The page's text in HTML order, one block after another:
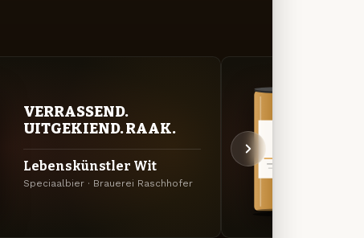
VERRASSEND.
UITGEKIEND. RAAK.
Lebenskünstler Wit
Speciaalbier · Brauerei Raschhofer